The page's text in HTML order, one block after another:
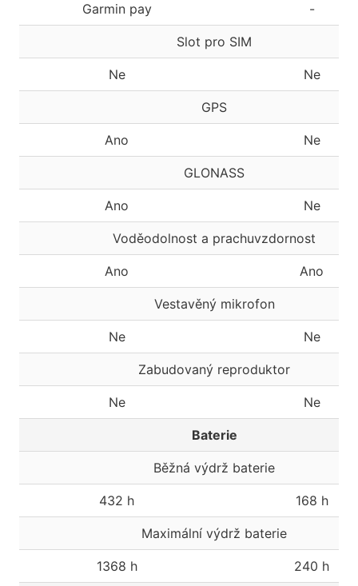
Garmin pay -
Slot pro SIM
Ne Ne
GPS
Ano Ne
GLONASS
Ano Ne
Voděodolnost a prachuvzdornost
Ano Ano
Vestavěný mikrofon
Ne Ne
Zabudovaný reproduktor
Ne Ne
Baterie
Běžná výdrž baterie
432 h 168 h
Maximální výdrž baterie
1368 h 240 h